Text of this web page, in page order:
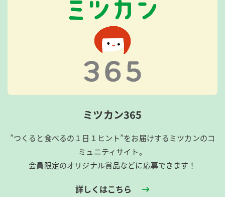
ミツカン365
”つくると食べるの１日１ヒント”をお届けするミツカンのコ
ミュニティサイト。
会員限定のオリジナル賞品などに応募できます！
詳しくはこちら